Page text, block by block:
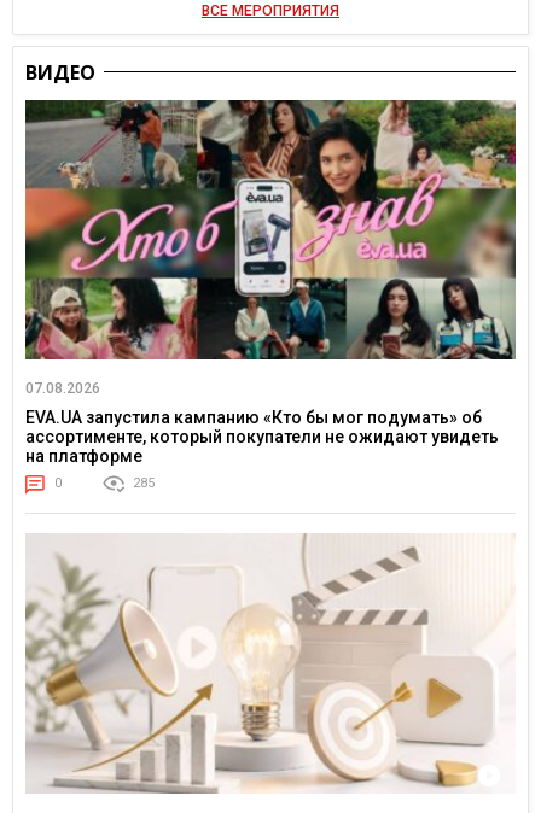
ВСЕ МЕРОПРИЯТИЯ
ВИДЕО
07.08.2026
EVA.UA запустила кампанию «Кто бы мог подумать» об
ассортименте, который покупатели не ожидают увидеть
на платформе
0 285